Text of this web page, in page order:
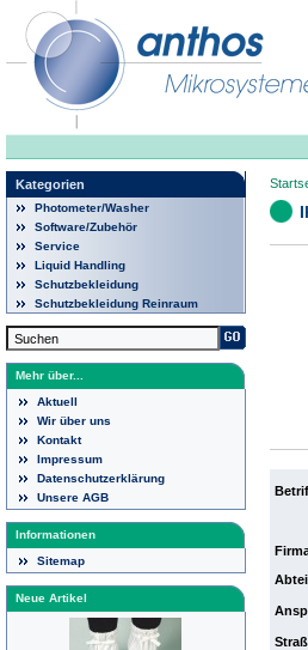
Kategorien
Photometer/Washer
Software/Zubehör
Service
Liquid Handling
Schutzbekleidung
Schutzbekleidung Reinraum
Mehr über...
Aktuell
Wir über uns
Kontakt
Impressum
Datenschutzerklärung
Unsere AGB
Informationen
Sitemap
Neue Artikel